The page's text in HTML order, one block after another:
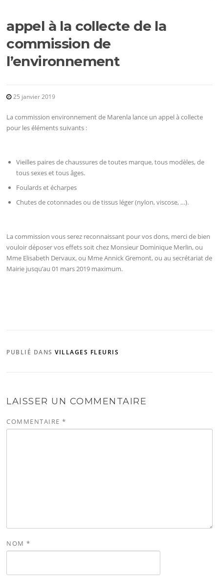
appel à la collecte de la
commission de
l’environnement
25 janvier 2019
La commission environnement de Marenla lance un appel à collecte
pour les éléments suivants :
Vieilles paires de chaussures de toutes marque, tous modèles, de
tous sexes et tous âges.
Foulards et écharpes
Chutes de cotonnades ou de tissus léger (nylon, viscose, …).
La commission vous serez reconnaissant pour vos dons, merci de bien
vouloir déposer vos effets soit chez Monsieur Dominique Merlin, ou
Mme Elisabeth Dervaux, ou Mme Annick Gremont, ou au secrétariat de
Mairie jusqu’au 01 mars 2019 maximum.
PUBLIÉ DANSVILLAGES FLEURIS
LAISSER UN COMMENTAIRE
COMMENTAIRE*
NOM*